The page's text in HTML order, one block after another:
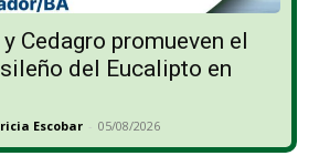
Cedagro promueven el
del Eucalipto en
Escobar - 05/08/2026